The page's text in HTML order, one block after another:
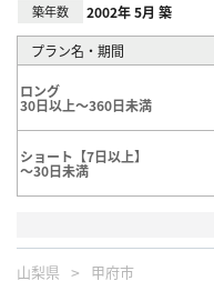
築年数
2002年 5月 築
プラン名・期間
ロング
30日以上～360日未満
ショート【7日以上】
～30日未満
山梨県 甲府市